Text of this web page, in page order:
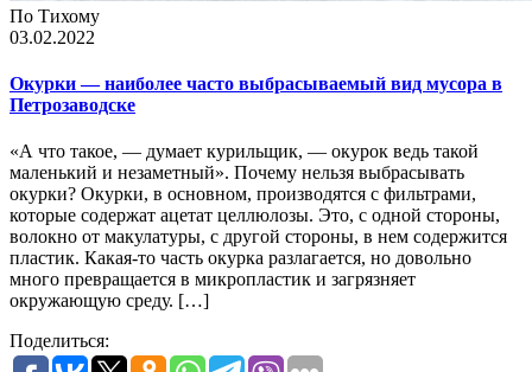
По Тихому
03.02.2022
Окурки — наиболее часто выбрасываемый вид мусора в
Петрозаводске
«А что такое, — думает курильщик, — окурок ведь такой
маленький и незаметный». Почему нельзя выбрасывать
окурки? Окурки, в основном, производятся с фильтрами,
которые содержат ацетат целлюлозы. Это, с одной стороны,
волокно от макулатуры, с другой стороны, в нем содержится
пластик. Какая-то часть окурка разлагается, но довольно
много превращается в микропластик и загрязняет
окружающую среду. […]
Поделиться: